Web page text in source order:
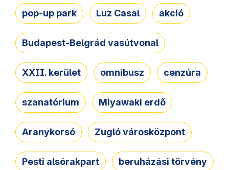
pop-up park Luz Casal akció
Budapest-Belgrád vasútvonal
XXII. kerület omnibusz cenzúra
szanatórium Miyawaki erdő
Aranykorsó Zugló városközpont
Pesti alsórakpart beruházási törvény